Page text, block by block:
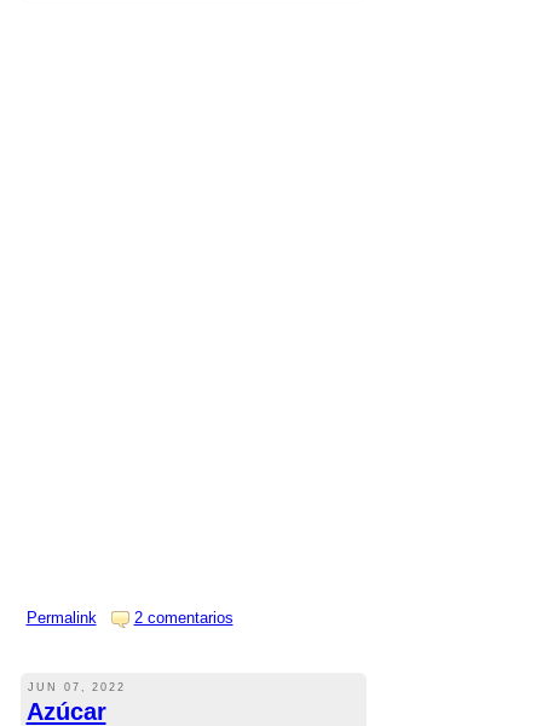
Permalink 2 comentarios
JUN 07, 2022
Azúcar